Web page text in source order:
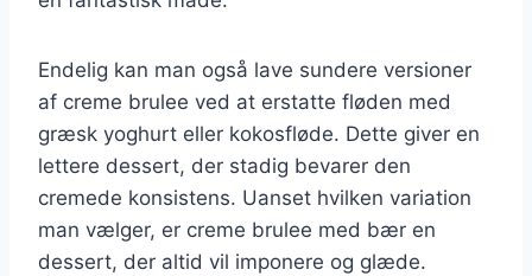
Endelig kan man også lave sundere versioner
af creme brulee ved at erstatte fløden med
græsk yoghurt eller kokosfløde. Dette giver en
lettere dessert, der stadig bevarer den
cremede konsistens. Uanset hvilken variation
man vælger, er creme brulee med bær en
dessert, der altid vil imponere og glæde.